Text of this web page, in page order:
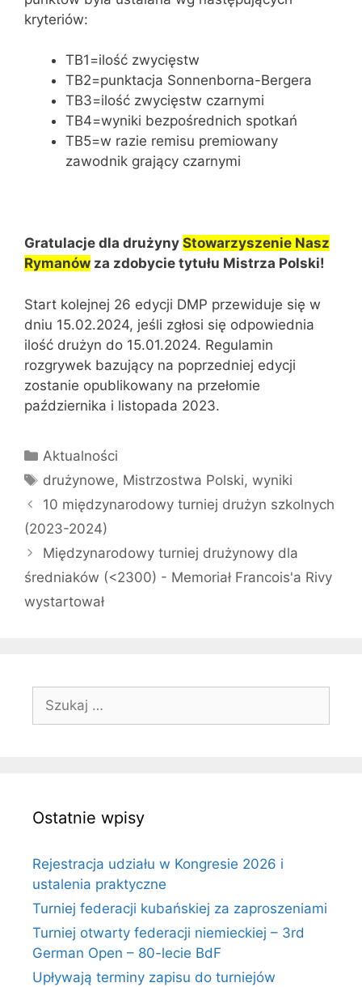
kryteriów:
TB1=ilość zwycięstw
TB2=punktacja Sonnenborna-Bergera
TB3=ilość zwycięstw czarnymi
TB4=wyniki bezpośrednich spotkań
TB5=w razie remisu premiowany
zawodnik grający czarnymi
Gratulacje dla drużyny Stowarzyszenie Nasz
Rymanów za zdobycie tytułu Mistrza Polski!
Start kolejnej 26 edycji DMP przewiduje się w
dniu 15.02.2024, jeśli zgłosi się odpowiednia
ilość drużyn do 15.01.2024. Regulamin
rozgrywek bazujący na poprzedniej edycji
zostanie opublikowany na przełomie
października i listopada 2023.
Kategorie
Aktualności
Tagi
drużynowe, Mistrzostwa Polski,wyniki
10 międzynarodowy turniej drużyn szkolnych
(2023-2024)
Międzynarodowy turniej drużynowy dla
średniaków (<2300) - Memoriał Francois'a Rivy
wystartował
Ostatnie wpisy
Rejestracja udziału w Kongresie 2026 i
ustalenia praktyczne
Turniej federacji kubańskiej za zaproszeniami
Turniej otwarty federacji niemieckiej – 3rd
German Open – 80-lecie BdF
Upływają terminy zapisu do turniejów